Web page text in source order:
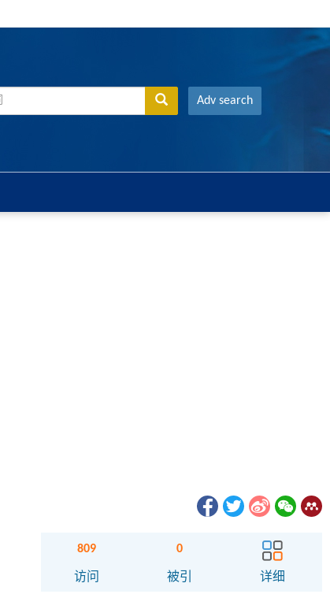
Adv search
809
访问
0
被引 详细